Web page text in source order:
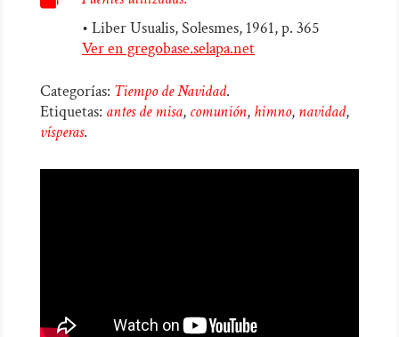
• Liber Usualis, Solesmes, 1961, p. 365
Ver en gregobase.selapa.net
Categorías: Tiempo de Navidad.
Etiquetas: antes de misa, comunión, himno, navidad,
vísperas.